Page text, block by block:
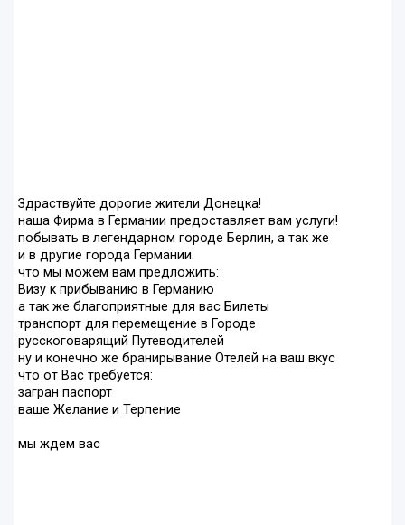
Здраствуйте дорогие жители Донецка!
наша Фирма в Германии предоставляет вам услуги!
побывать в легендарном городе Берлин, а так же
и в другие города Германии.
что мы можем вам предложить:
Визу к прибыванию в Германию
а так же благоприятные для вас Билеты
транспорт для перемещение в Городе
русскоговарящий Путеводителей
ну и конечно же бранирывание Отелей на ваш вкус
что от Вас требуется:
загран паспорт
ваше Желание и Терпение
мы ждем вас